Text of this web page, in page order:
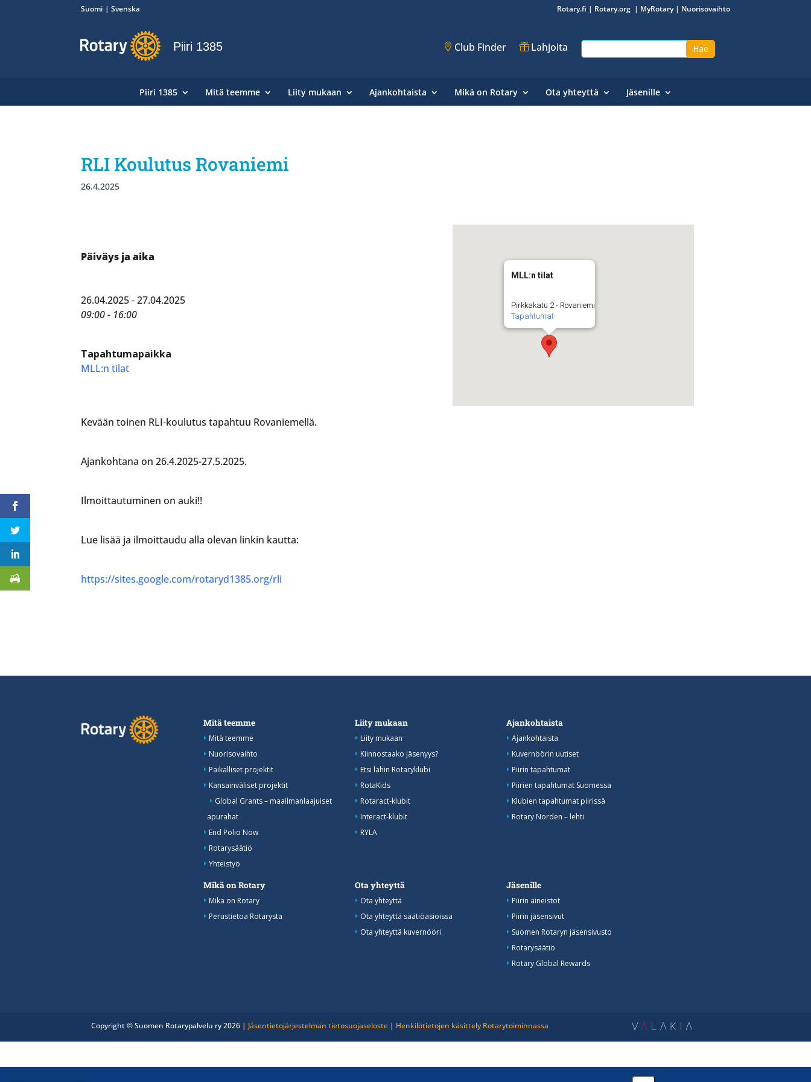
Suomi Svenska Rotary.fi | Rotary.org | MyRotary| Nuorisovaihto
Piiri 1385 Club Finder Lahjoita
Piiri 1385 Mitä teemme Liity mukaan Ajankohtaista Mikä on Rotary Ota yhteyttä Jäsenille
RLI Koulutus Rovaniemi
26.4.2025
MLL:n tilat
Pirkkakatu 2 - Rovaniemi
Tapahtumat
Päiväys ja aika
26.04.2025 - 27.04.2025
09:00 - 16:00
Tapahtumapaikka
MLL:n tilat
Kevään toinen RLI-koulutus tapahtuu Rovaniemellä.
Ajankohtana on 26.4.2025-27.5.2025.
Ilmoittautuminen on auki!!
Lue lisää ja ilmoittaudu alla olevan linkin kautta:
https://sites.google.com/rotaryd1385.org/rli
Mitä teemme
Mitä teemme
Nuorisovaihto
Paikalliset projektit
Kansainväliset projektit
Global Grants – maailmanlaajuiset
apurahat
End Polio Now
Rotarysäätiö
Yhteistyö
Liity mukaan
Liity mukaan
Kiinnostaako jäsenyys?
Etsi lähin Rotaryklubi
RotaKids
Rotaract-klubit
Interact-klubit
RYLA
Ajankohtaista
Ajankohtaista
Kuvernöörin uutiset
Piirin tapahtumat
Piirien tapahtumat Suomessa
Klubien tapahtumat piirissä
Rotary Norden – lehti
Mikä on Rotary
Mikä on Rotary
Perustietoa Rotarysta
Ota yhteyttä
Ota yhteyttä
Ota yhteyttä säätiöasioissa
Ota yhteyttä kuvernööri
Jäsenille
Piirin aineistot
Piirin jäsensivut
Suomen Rotaryn jäsensivusto
Rotarysäätiö
Rotary Global Rewards
Copyright © Suomen Rotarypalvelu ry 2026 | Jäsentietojärjestelmän tietosuojaseloste | Henkilötietojen käsittely Rotarytoiminnassa